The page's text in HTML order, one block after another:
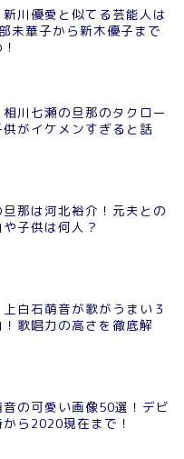
新川優愛と似てる芸能人は
未華子から新木優子まで
相川七瀬の旦那のタクロー
供がイケメンすぎると話
那は河北裕介！元夫との
子供は何人？
上白石萌音が歌がうまい３
歌唱力の高さを徹底解
音の可愛い画像50選！デビ
ら2020現在まで！